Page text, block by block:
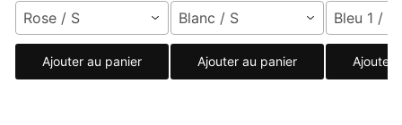
Rose / S
Ajouter au panier
Blanc / S
Ajouter au panier
Bleu 1 /
Ajouter